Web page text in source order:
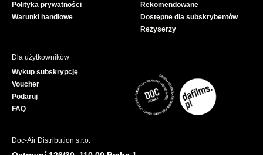
Polityka prywatności
Warunki handlowe
Rekomendowane
Dostępne dla subskrybentów
Reżyserzy
Dla użytkowników
Wykup subskrypcję
Voucher
Podaruj
FAQ
Doc-Air Distribution s.r.o.